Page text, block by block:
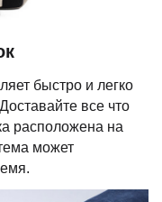
быстро и легко
все что
расположена на
может